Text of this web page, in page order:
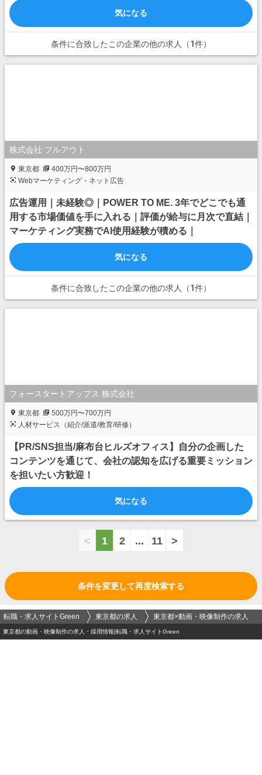
気になる
条件に合致したこの企業の他の求人（1件）
株式会社 フルアウト
東京都
400万円〜800万円
Webマーケティング・ネット広告
広告運用｜未経験◎｜POWER TO ME. 3年でどこでも通
用する市場価値を手に入れる｜評価が給与に月次で直結｜
マーケティング実務でAI使用経験が積める｜
気になる
条件に合致したこの企業の他の求人（1件）
フォースタートアップス 株式会社
東京都
500万円〜700万円
人材サービス（紹介/派遣/教育/研修）
【PR/SNS担当/麻布台ヒルズオフィス】自分の企画した
コンテンツを通じて、会社の認知を広げる重要ミッション
を担いたい方歓迎！
気になる
< 1 2 ... 11 >
条件を変更して再度検索する
転職・求人サイトGreen 東京都の求人 東京都×動画・映像制作の求人
東京都の動画・映像制作の求人・採用情報|転職・求人サイトGreen